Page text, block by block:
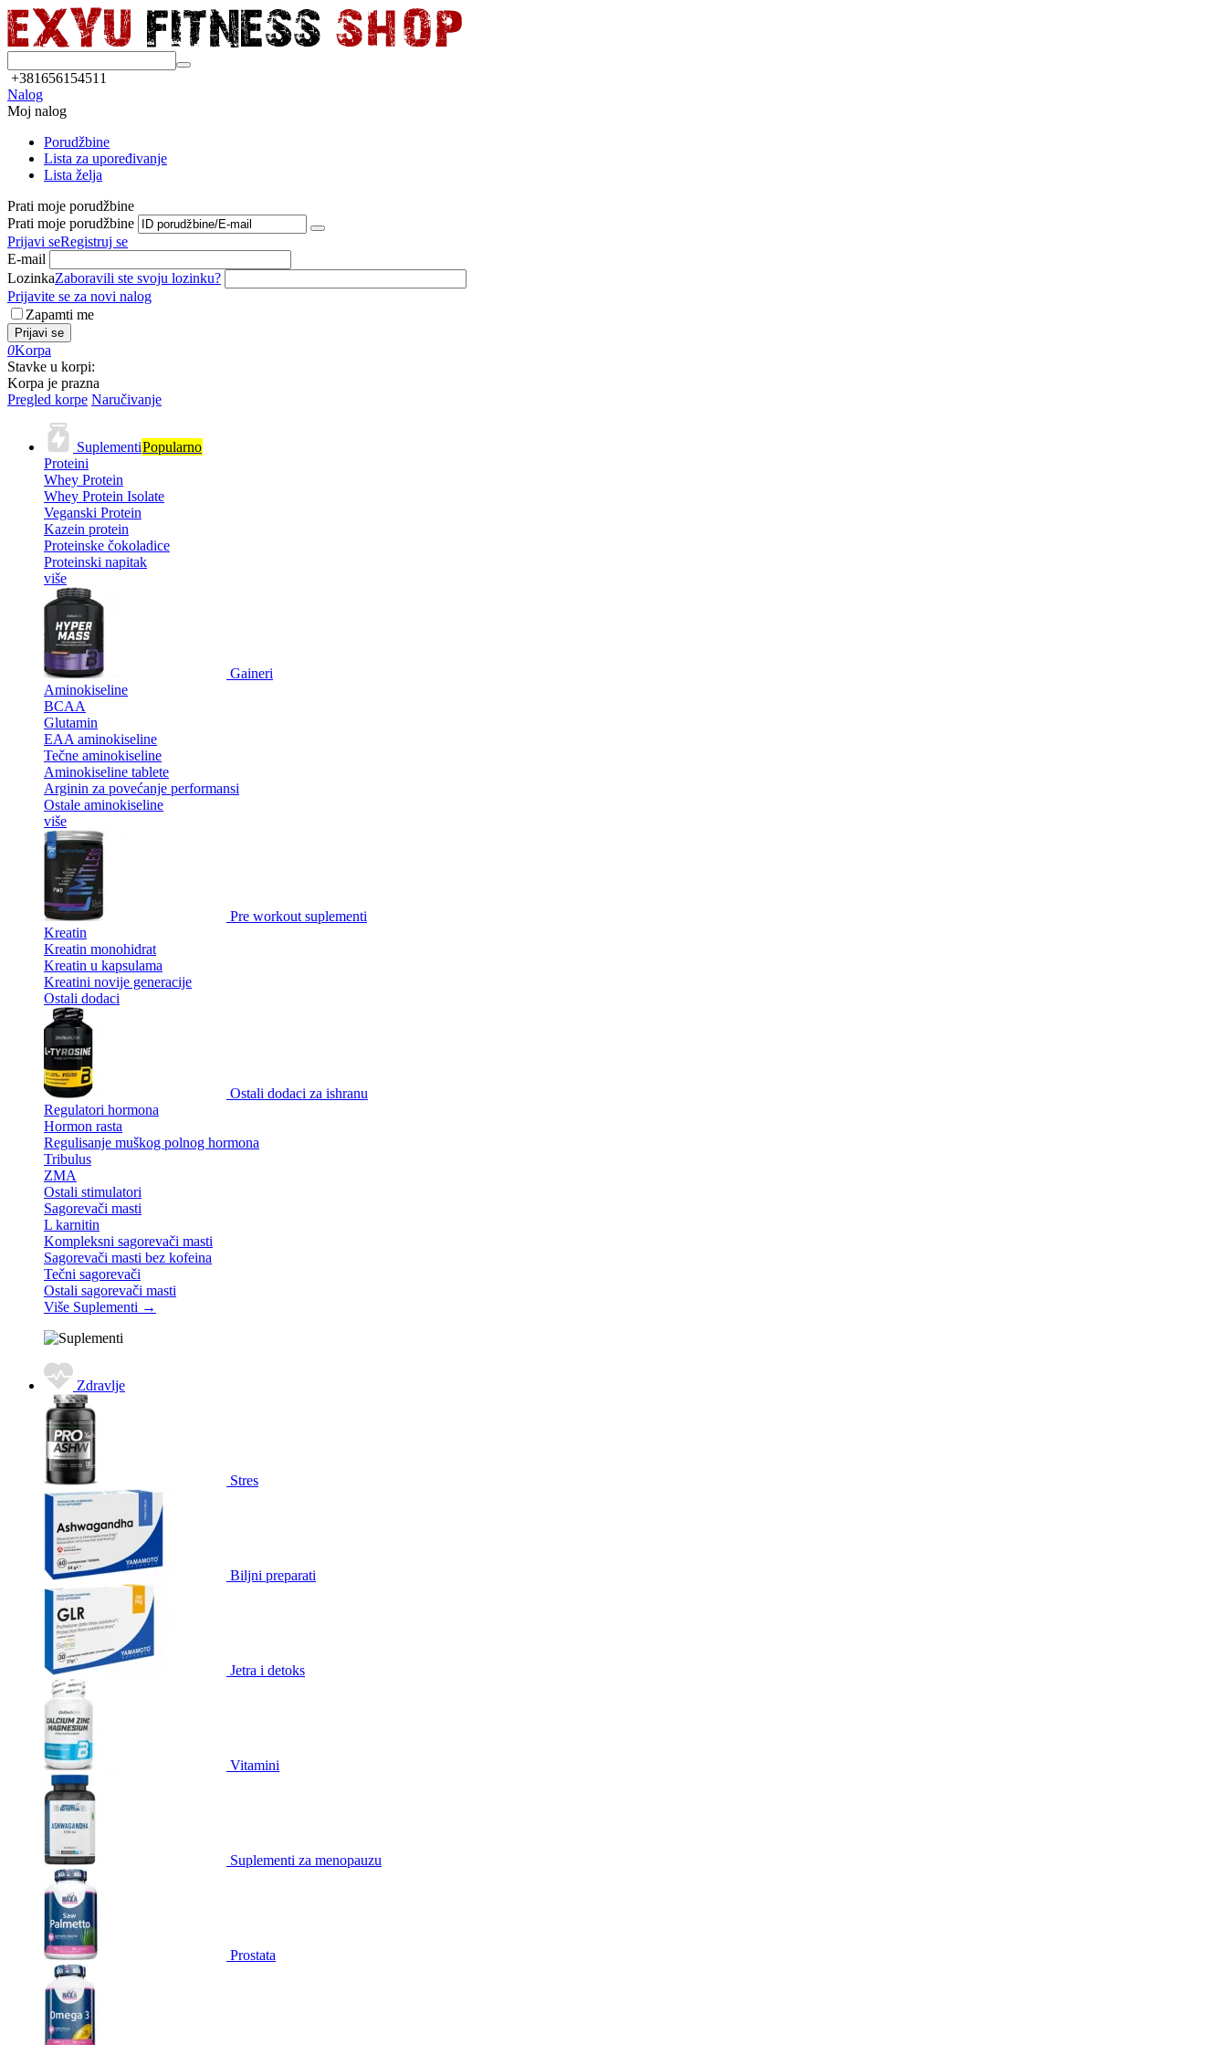
+381656154511
Nalog
Moj nalog
Porudžbine
Lista za upoređivanje
Lista želja
Prati moje porudžbine
Prati moje porudžbine
Prijavi seRegistruj se
E-mail
LozinkaZaboravili ste svoju lozinku?
Prijavite se za novi nalog
Zapamti me
Prijavi se
0Korpa
Stavke u korpi:
Korpa je prazna
Pregled korpe Naručivanje
SuplementiPopularno
Proteini
Whey Protein
Whey Protein Isolate
Veganski Protein
Kazein protein
Proteinske čokoladice
Proteinski napitak
više
Gaineri
Aminokiseline
BCAA
Glutamin
EAA aminokiseline
Tečne aminokiseline
Aminokiseline tablete
Arginin za povećanje performansi
Ostale aminokiseline
više
Pre workout suplementi
Kreatin
Kreatin monohidrat
Kreatin u kapsulama
Kreatini novije generacije
Ostali dodaci
Ostali dodaci za ishranu
Regulatori hormona
Hormon rasta
Regulisanje muškog polnog hormona
Tribulus
ZMA
Ostali stimulatori
Sagorevači masti
L karnitin
Kompleksni sagorevači masti
Sagorevači masti bez kofeina
Tečni sagorevači
Ostali sagorevači masti
Više Suplementi →
Zdravlje
Stres
Biljni preparati
Jetra i detoks
Vitamini
Suplementi za menopauzu
Prostata